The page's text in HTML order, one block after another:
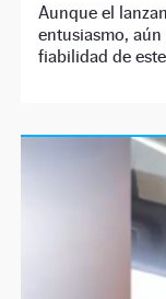
Aunque el
entusiasmo,
fiabilidad de